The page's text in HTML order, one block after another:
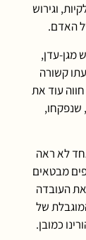
וגירוש
האדם.
מגן-עדן,
קשורה
עוד את
שנפקחו,
לא ראה
מבטאים
העובדה
של
כמובן.